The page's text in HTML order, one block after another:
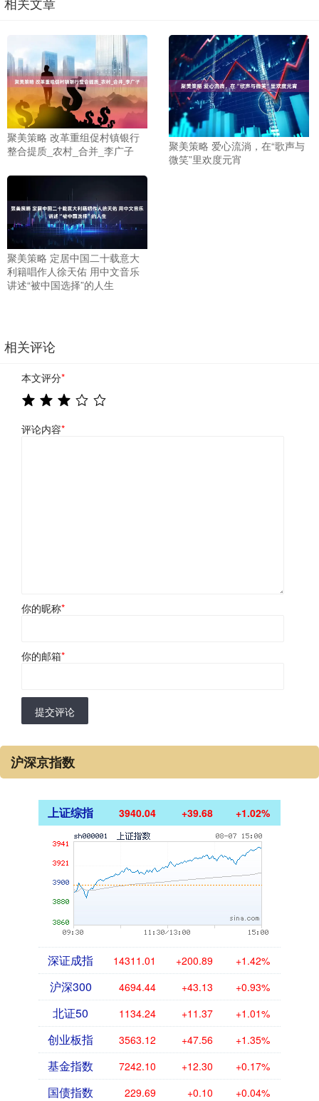
聚美策略 改革重组促村镇银行
整合提质_农村_合并_李广子
聚美策略 爱心流淌，在“歌声与
微笑”里欢度元宵
聚美策略 定居中国二十载意大
利籍唱作人徐天佑 用中文音乐
讲述“被中国选择”的人生
相关评论
本文评分*
评论内容*
你的昵称*
你的邮箱*
提交评论
沪深京指数
上证综指 3940.04 +39.68 +1.02%
深证成指 14311.01 +200.89 +1.42%
沪深300 4694.44 +43.13 +0.93%
北证50 1134.24 +11.37 +1.01%
创业板指 3563.12 +47.56 +1.35%
基金指数 7242.10 +12.30 +0.17%
国债指数 229.69 +0.10 +0.04%